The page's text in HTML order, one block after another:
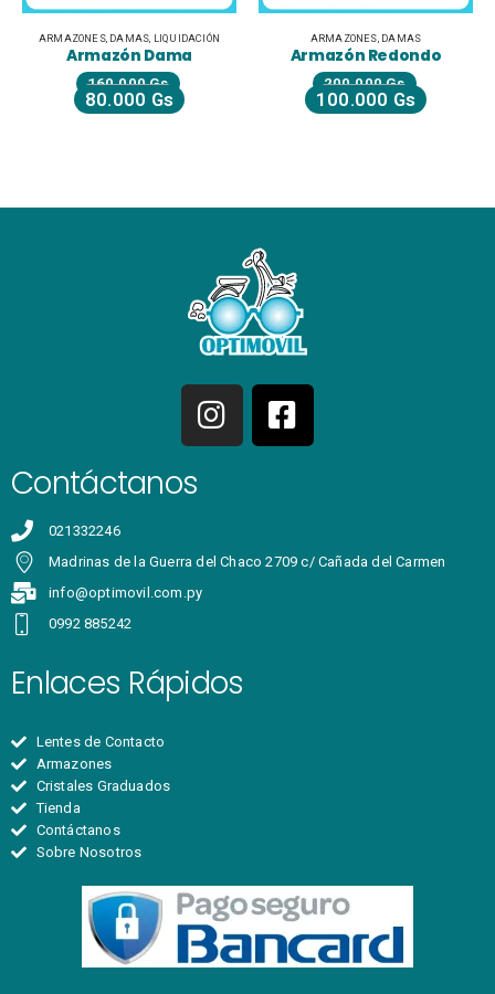
ARMAZONES, DAMAS LIQUIDACIÓN
Armazón Dama
160.000Gs
80.000 Gs
ARMAZONES DAMAS
Armazón Redondo
200.000Gs
100.000 Gs
Contáctanos
021332246
Madrinas de la Guerra del Chaco 2709 c/ Cañada del Carmen
info@optimovil.com.py
0992 885242
Enlaces Rápidos
Lentes de Contacto
Armazones
Cristales Graduados
Tienda
Contáctanos
Sobre Nosotros